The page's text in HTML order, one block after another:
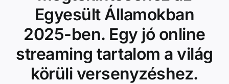
Egyesült Államokban
2025-ben. Egy jó online
streaming tartalom a világ
körüli versenyzéshez.